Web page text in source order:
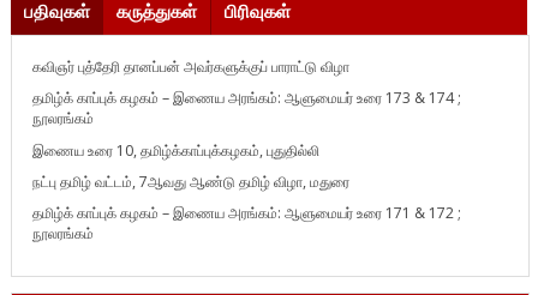
பதிவுகள் கருத்துகள் பிரிவுகள்
கவிஞர் புத்தேரி தானப்பன் அவர்களுக்குப் பாராட்டு விழா
தமிழ்க் காப்புக் கழகம் – இணைய அரங்கம்: ஆளுமையர் உரை 173 & 174 ;
நூலரங்கம்
இணைய உரை 10, தமிழ்க்காப்புக்கழகம், புதுதில்லி
நட்பு தமிழ் வட்டம், 7ஆவது ஆண்டு தமிழ் விழா, மதுரை
தமிழ்க் காப்புக் கழகம் – இணைய அரங்கம்: ஆளுமையர் உரை 171 & 172 ;
நூலரங்கம்